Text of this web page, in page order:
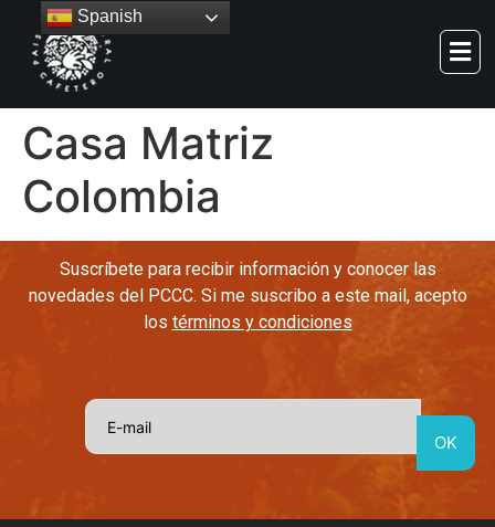
Casa Matriz
Colombia
Suscríbete para recibir información y conocer las
novedades del PCCC. Si me suscribo a este mail, acepto
los términos y condiciones
Spanish